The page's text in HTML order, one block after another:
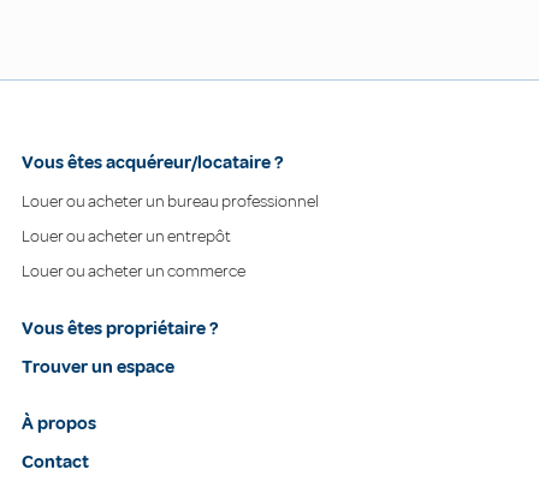
Vous êtes acquéreur/locataire ?
Louer ou acheter un bureau professionnel
Louer ou acheter un entrepôt
Louer ou acheter un commerce
Vous êtes propriétaire ?
Trouver un espace
À propos
Contact